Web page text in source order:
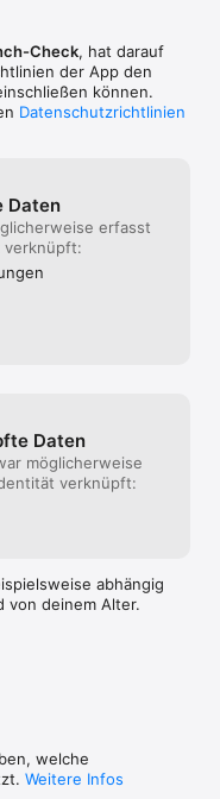
Timeline zu
Offerte zu
schon einige
und immer
wird. Die
Lunch-Check
gibt und zeigt,
Check, hat darauf
der App den
können.
Datenschutzrichtlinien
Daten
erfasst
verknüpft:
Daten
möglicherweise
verknüpft:
abhängig
von deinem Alter.
welche
Weitere Infos